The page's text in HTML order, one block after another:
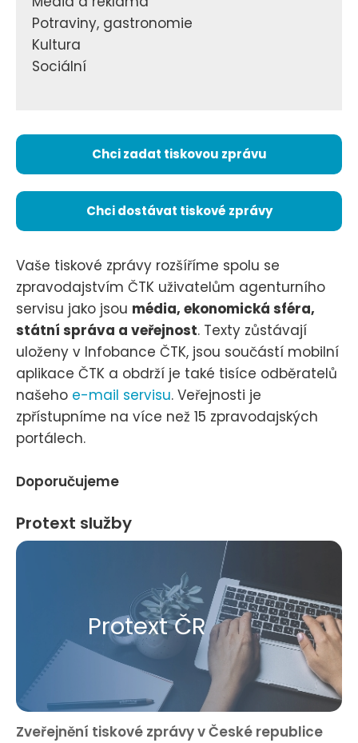
Potraviny, gastronomie
Kultura
Sociální
Chci zadat tiskovou zprávu
Chci dostávat tiskové zprávy
Vaše tiskové zprávy rozšíříme spolu se
zpravodajstvím ČTK uživatelům agenturního
servisu jako jsou média, ekonomická sféra,
státní správa a veřejnost. Texty zůstávají
uloženy v Infobance ČTK, jsou součástí mobilní
aplikace ČTK a obdrží je také tisíce odběratelů
našeho e-mail servisu. Veřejnosti je
zpřístupníme na více než 15 zpravodajských
portálech.
Doporučujeme
Protext služby
Protext ČR
Zveřejnění tiskové zprávy v České republice